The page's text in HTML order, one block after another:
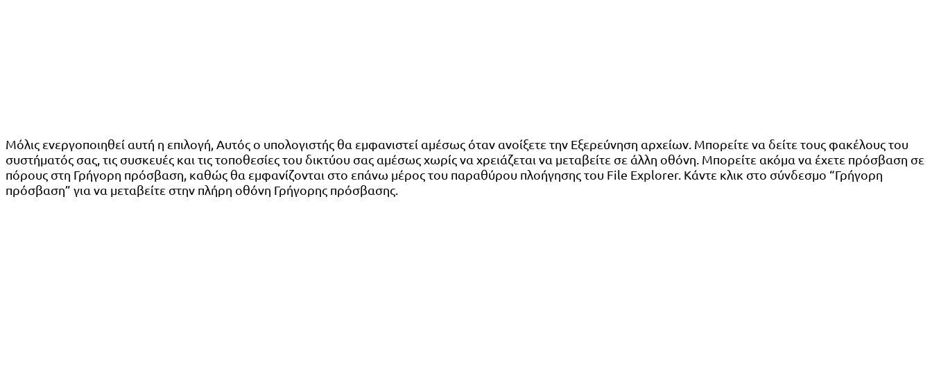
Μόλις ενεργοποιηθεί αυτή η επιλογή, Αυτός ο υπολογιστής θα εμφανιστεί αμέσως όταν ανοίξετε την Εξερεύνηση αρχείων. Μπορείτε να δείτε τους φακέλους του
συστήματός σας, τις συσκευές και τις τοποθεσίες του δικτύου σας αμέσως χωρίς να χρειάζεται να μεταβείτε σε άλλη οθόνη. Μπορείτε ακόμα να έχετε πρόσβαση σε
πόρους στη Γρήγορη πρόσβαση, καθώς θα εμφανίζονται στο επάνω μέρος του παραθύρου πλοήγησης του File Explorer. Κάντε κλικ στο σύνδεσμο “Γρήγορη
πρόσβαση” για να μεταβείτε στην πλήρη οθόνη Γρήγορης πρόσβασης.